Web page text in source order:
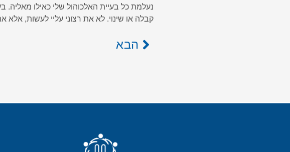
נעלמת כל בעיית האלכוהול שלי כאילו מאליה.
קבלה או שינוי. לא את רצוני עליי לעשות, אלא
הבא